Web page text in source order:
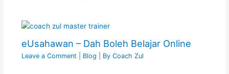
eUsahawan – Dah Boleh Belajar Online
Leave a Comment Blog | By Coach Zul